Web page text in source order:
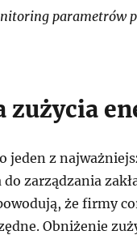
parametrów
zużycia
jeden z
zarządzania
że firmy
Obniżenie